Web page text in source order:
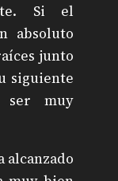
Si el
absoluto
junto
siguiente
ser muy
alcanzado